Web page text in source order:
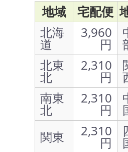
地域
宅配便
北海
道
3,960
円
北東
北
2,310
円
南東
北
2,310
円
関東
2,310
円